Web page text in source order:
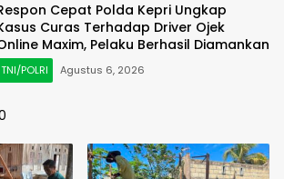
Cepat Polda Kepri Ungkap
Curas Terhadap Driver Ojek
Maxim, Pelaku Berhasil Diamankan
TNI/POLRI Agustus 6, 2026